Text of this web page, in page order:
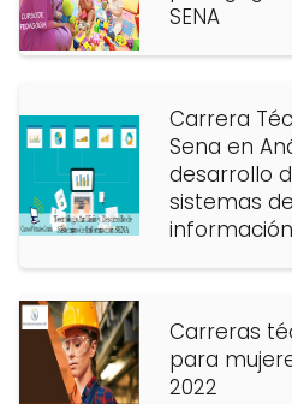
SENA
Carrera
Sena en
desarrollo
sistemas de
información
Carreras
para
2022